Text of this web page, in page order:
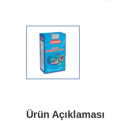
Ürün Açıklaması